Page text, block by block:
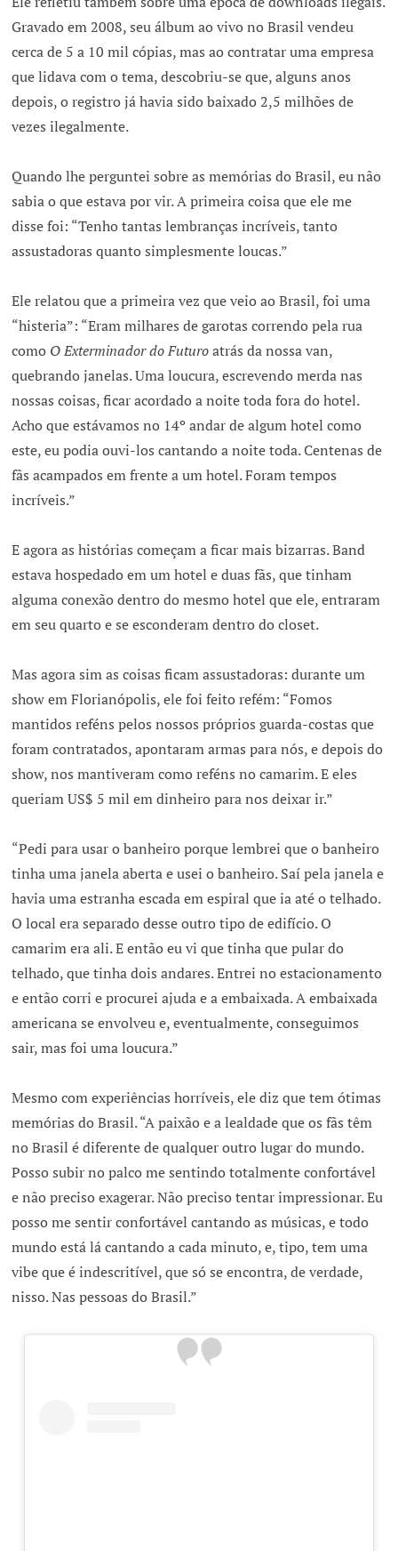
Gravado em 2008, seu álbum ao vivo no Brasil vendeu
cerca de 5 a 10 mil cópias, mas ao contratar uma empresa
que lidava com o tema, descobriu-se que, alguns anos
depois, o registro já havia sido baixado 2,5 milhões de
vezes ilegalmente.
Quando lhe perguntei sobre as memórias do Brasil, eu não
sabia o que estava por vir. A primeira coisa que ele me
disse foi: “Tenho tantas lembranças incríveis, tanto
assustadoras quanto simplesmente loucas.”
Ele relatou que a primeira vez que veio ao Brasil, foi uma
“histeria”: “Eram milhares de garotas correndo pela rua
como O Exterminador do Futuroatrás da nossa van,
quebrando janelas. Uma loucura, escrevendo merda nas
nossas coisas, ficar acordado a noite toda fora do hotel.
Acho que estávamos no 14º andar de algum hotel como
este, eu podia ouvi-los cantando a noite toda. Centenas de
fãs acampados em frente a um hotel. Foram tempos
incríveis.”
E agora as histórias começam a ficar mais bizarras. Band
estava hospedado em um hotel e duas fãs, que tinham
alguma conexão dentro do mesmo hotel que ele, entraram
em seu quarto e se esconderam dentro do closet.
Mas agora sim as coisas ficam assustadoras: durante um
show em Florianópolis, ele foi feito refém: “Fomos
mantidos reféns pelos nossos próprios guarda-costas que
foram contratados, apontaram armas para nós, e depois do
show, nos mantiveram como reféns no camarim. E eles
queriam US$ 5 mil em dinheiro para nos deixar ir.”
“Pedi para usar o banheiro porque lembrei que o banheiro
tinha uma janela aberta e usei o banheiro. Saí pela janela e
havia uma estranha escada em espiral que ia até o telhado.
O local era separado desse outro tipo de edifício. O
camarim era ali. E então eu vi que tinha que pular do
telhado, que tinha dois andares. Entrei no estacionamento
e então corri e procurei ajuda e a embaixada. A embaixada
americana se envolveu e, eventualmente, conseguimos
sair, mas foi uma loucura.”
Mesmo com experiências horríveis, ele diz que tem ótimas
memórias do Brasil. “A paixão e a lealdade que os fãs têm
no Brasil é diferente de qualquer outro lugar do mundo.
Posso subir no palco me sentindo totalmente confortável
e não preciso exagerar. Não preciso tentar impressionar. Eu
posso me sentir confortável cantando as músicas, e todo
mundo está lá cantando a cada minuto, e, tipo, tem uma
vibe que é indescritível, que só se encontra, de verdade,
nisso. Nas pessoas do Brasil.”